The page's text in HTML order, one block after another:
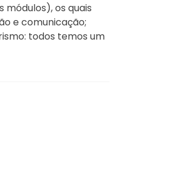
módulos), os quais
e comunicação;
todos temos um